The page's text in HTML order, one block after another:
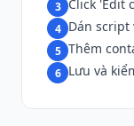
3 Click 'Edit
4 Dán
5 Thêm
6 Lưu và